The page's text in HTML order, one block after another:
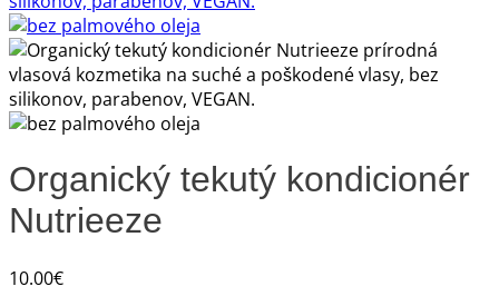
Organický tekutý kondicionér
Nutrieeze
10.00€